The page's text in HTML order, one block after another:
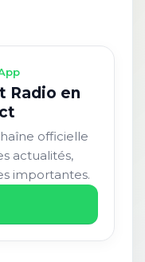
Radio en
officielle
actualités,
importantes.